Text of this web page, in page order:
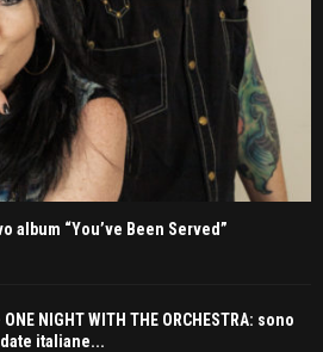
album “You’ve Been Served”
ONE NIGHT WITH THE ORCHESTRA: sono
italiane...